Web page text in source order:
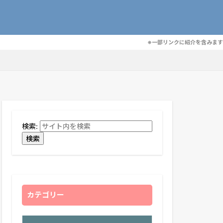
※一部リンクに紹介を含みます
検索:
検索
カテゴリー